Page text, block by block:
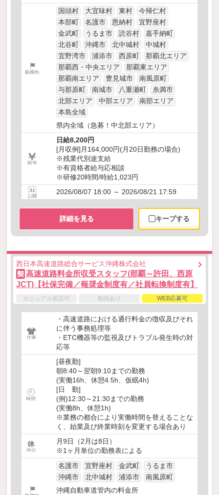
国頭村
大宜味村 東村
今帰仁村
本部町
名護市 恩納村
宜野座村
金武町
うるま市 読谷村
嘉手納町
北谷町
沖縄市 北中城村
中城村
宜野湾市
浦添市 西原町
那覇北エリア
那覇西・中央エリア
那覇東エリア
那覇南エリア
豊見城市
南風原町
与那原町
南城市 八重瀬町
糸満市
北部エリア
中部エリア
南部エリア
本島全域
県内全域（急募！中北部エリア）
日給8,200円
[月収例]月164,000円(月20日勤務の場合)
※残業代別途支給
※有資格者給与応相談
※研修20時間/時給1,023円
2026/08/07 18:00 ～ 2026/08/21 17:59
詳細を見る キープする
西日本高速道路総合サービス沖縄株式会社
契 高速道路料金所収受スタッフ(那覇～許田、西原
JCT)【社保完備／報奨金制度有／社員転換制度有】
カジュアル面談可 動画あり WEB応募可
・高速道路における通行料金の徴収及びそれ
に伴う事務処理等
・ETC機器等の監視及びトラブル発生時の対
応等
[昼夜勤]
朝8:40～翌朝9:10までの勤務
(実働16h、休憩4.5h、仮眠4h)
[日 勤]
(例)12:30～21:30までの勤務
(実働8h、休憩1h)
※業務の都合により実働時間を替えることな
く、始業及び終業時刻を変更する場合あり
月9日（2月は8日）
※1ヶ月単位の勤務表による
名護市
宜野座村 金武町
うるま市
沖縄市
北中城村 浦添市
南風原町
沖縄自動車道管内の料金所